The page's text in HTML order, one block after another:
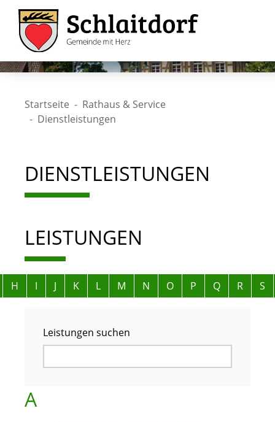
Startseite
Rathaus & Service
Dienstleistungen
DIENSTLEISTUNGEN
LEISTUNGEN
Alphabetisches Register überspringen
H I J K L M N O P Q R S
Leistungen suchen
A